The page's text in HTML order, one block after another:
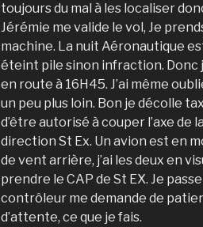
toujours du mal à les localiser
Jérémie me valide le vol, Je
machine. La nuit Aéronautique
éteint pile sinon infraction. Donc
en route à 16H45. J’ai même
un peu plus loin. Bon je décolle
d’être autorisé à couper l’axe
direction St Ex. Un avion est en
de vent arrière, j’ai les deux en
prendre le CAP de St EX. Je
contrôleur me demande de
d’attente, ce que je fais.